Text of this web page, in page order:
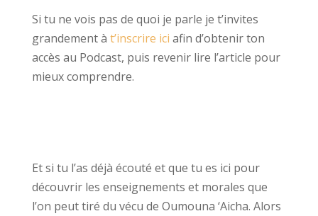
Si tu ne vois pas de quoi je parle je t’invites
grandement à t’inscrire ici afin d’obtenir ton
accès au Podcast, puis revenir lire l’article pour
mieux comprendre.
Et si tu l’as déjà écouté et que tu es ici pour
découvrir les enseignements et morales que
l’on peut tiré du vécu de Oumouna ‘Aicha. Alors